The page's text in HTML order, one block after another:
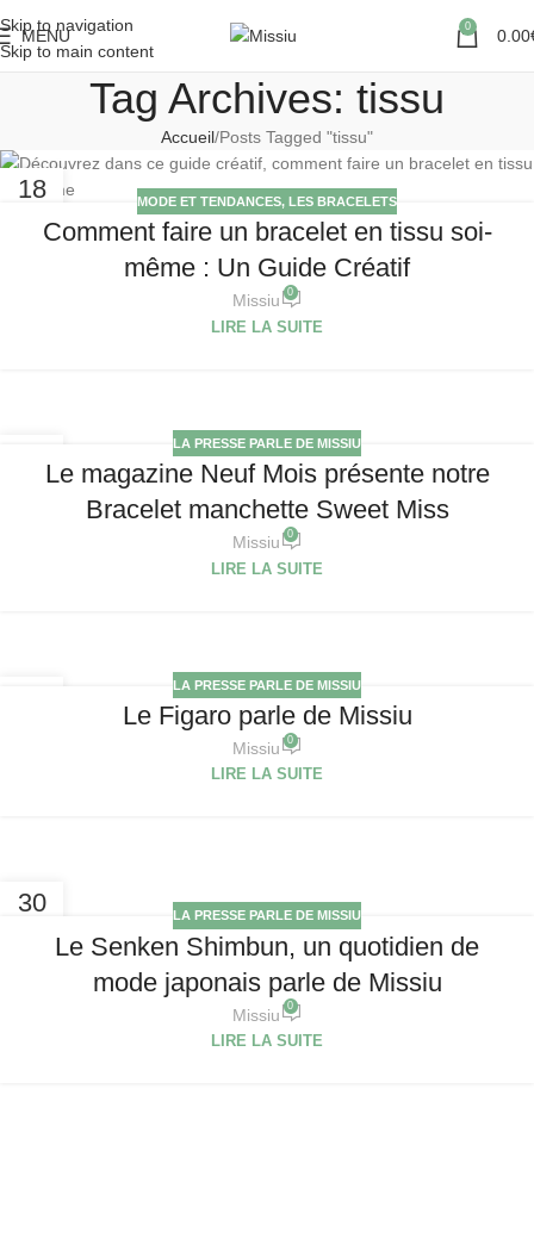
Skip to navigation
Skip to main content
MENU 0 0.00
Tag Archives: tissu
Accueil Posts Tagged "tissu"
18 MODE ET TENDANCES, LES BRACELETS
Comment faire un bracelet en tissu soi-
même : Un Guide Créatif
Missiu 0
LIRE LA SUITE
LA PRESSE PARLE DE MISSIU
Le magazine Neuf Mois présente notre
Bracelet manchette Sweet Miss
Missiu 0
LIRE LA SUITE
LA PRESSE PARLE DE MISSIU
Le Figaro parle de Missiu
Missiu 0
LIRE LA SUITE
30 LA PRESSE PARLE DE MISSIU
Le Senken Shimbun, un quotidien de
mode japonais parle de Missiu
Missiu 0
LIRE LA SUITE